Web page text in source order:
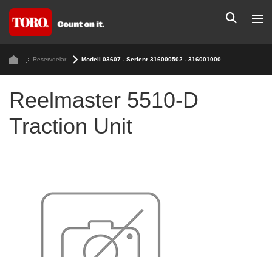
Reservdelar Modell 03607 - Serienr 316000502 - 316001000
Reelmaster 5510-D
Traction Unit